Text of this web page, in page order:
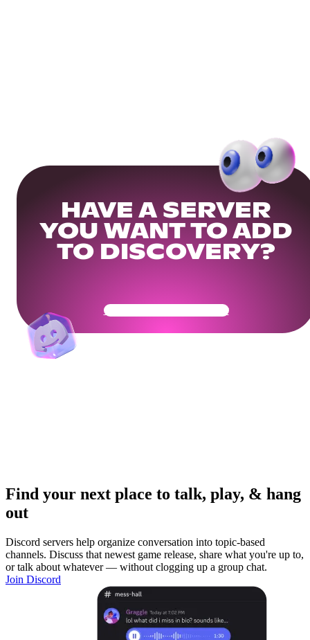
HAVE A SERVER
YOU WANT TO ADD
TO DISCOVERY?
Get Your Community Ready
Find your next place to talk, play, & hang
out
Discord servers help organize conversation into topic-based
channels. Discuss that newest game release, share what you're up to,
or talk about whatever — without clogging up a group chat.
Join Discord